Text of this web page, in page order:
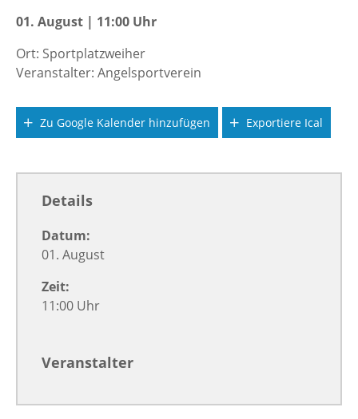
01. August | 11:00 Uhr
Ort: Sportplatzweiher
Veranstalter: Angelsportverein
Zu Google Kalender hinzufügen Exportiere Ical
Details
Datum:
01. August
Zeit:
11:00 Uhr
Veranstalter